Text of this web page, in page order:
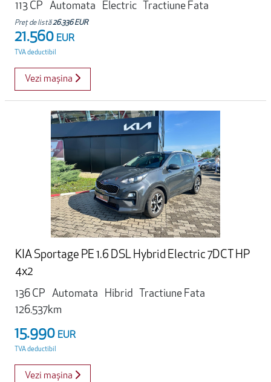
113 CP
Automata Electric Tractiune Fata
Preț de listă26.336 EUR
21.560 EUR
TVA deductibil
Vezi mașina
KIA Sportage PE 1.6 DSL Hybrid Electric 7DCT HP
4x2
136 CP
Automata Hibrid
Tractiune Fata
126.537km
15.990 EUR
TVA deductibil
Vezi mașina